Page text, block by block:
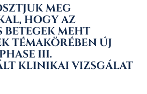
MEG
HOGY AZ
BETEGEK MEHT
TÉMAKÖRÉBEN ÚJ
III.
KLINIKAI VIZSGÁLAT